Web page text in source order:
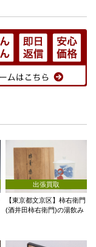
出張買取
【東京都文京区】柿右衛門
(酒井田柿右衛門)の湯飲み